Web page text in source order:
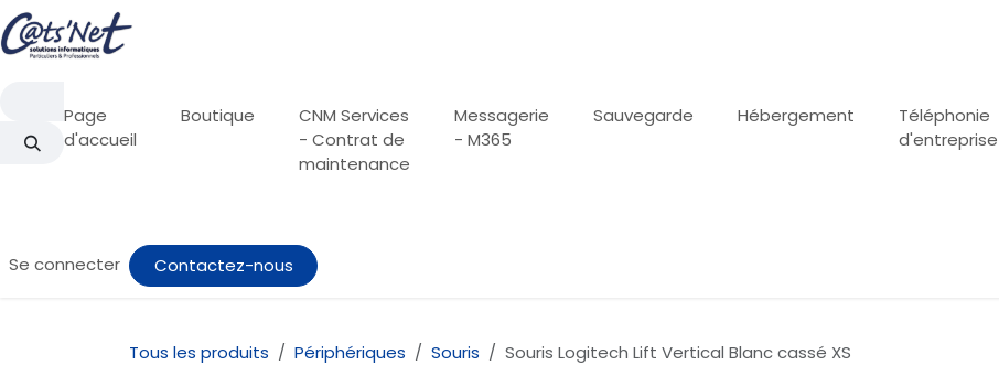
Se rendre au contenu
Page
d'accueil
Boutique
CNM Services
- Contrat de
maintenance
Messagerie
- M365
Sauvegarde Hébergement
Téléphonie
d'entreprise
Se connecter Contactez-nous
Tous les produits Périphériques Souris Souris Logitech Lift Vertical Blanc cassé XS